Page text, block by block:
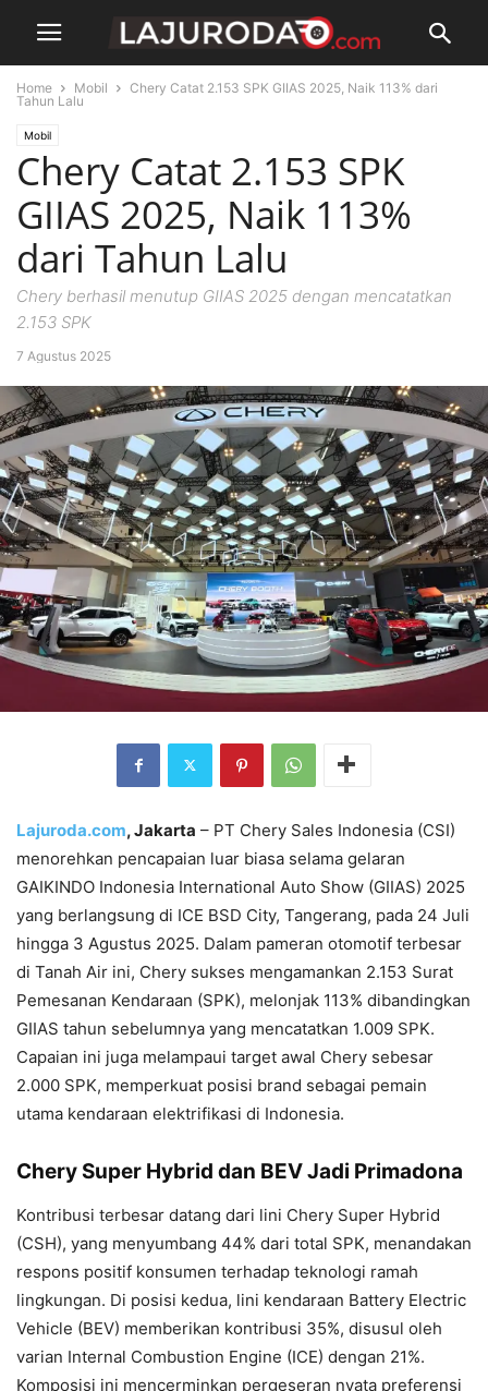
Home Mobil
Chery Catat 2.153 SPK GIIAS 2025, Naik 113% dari
Tahun Lalu
Mobil
Chery Catat 2.153 SPK
GIIAS 2025, Naik 113%
dari Tahun Lalu
Chery berhasil menutup GIIAS 2025 dengan mencatatkan
2.153 SPK
7 Agustus 2025
Lajuroda.com, Jakarta – PT Chery Sales Indonesia (CSI)
menorehkan pencapaian luar biasa selama gelaran
GAIKINDO Indonesia International Auto Show (GIIAS) 2025
yang berlangsung di ICE BSD City, Tangerang, pada 24 Juli
hingga 3 Agustus 2025. Dalam pameran otomotif terbesar
di Tanah Air ini, Chery sukses mengamankan 2.153 Surat
Pemesanan Kendaraan (SPK), melonjak 113% dibandingkan
GIIAS tahun sebelumnya yang mencatatkan 1.009 SPK.
Capaian ini juga melampaui target awal Chery sebesar
2.000 SPK, memperkuat posisi brand sebagai pemain
utama kendaraan elektrifikasi di Indonesia.
Chery Super Hybrid dan BEV Jadi Primadona
Kontribusi terbesar datang dari lini Chery Super Hybrid
(CSH), yang menyumbang 44% dari total SPK, menandakan
respons positif konsumen terhadap teknologi ramah
lingkungan. Di posisi kedua, lini kendaraan Battery Electric
Vehicle (BEV) memberikan kontribusi 35%, disusul oleh
varian Internal Combustion Engine (ICE) dengan 21%.
Komposisi ini mencerminkan pergeseran nyata preferensi